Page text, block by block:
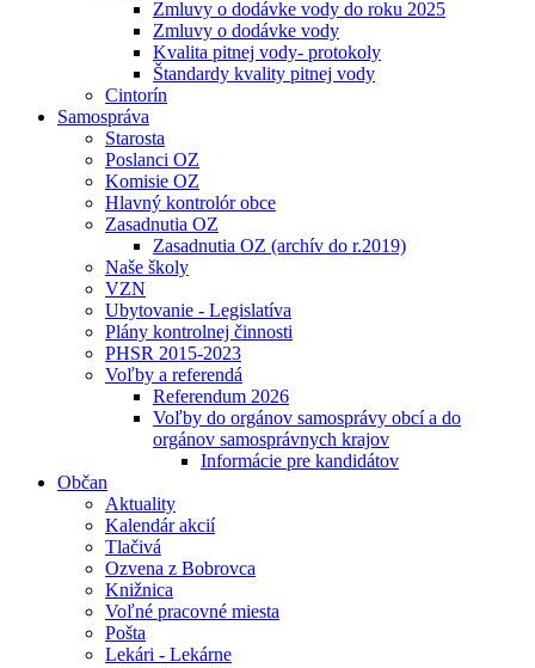
Zmluvy o dodávke vody do roku 2025
Zmluvy o dodávke vody
Kvalita pitnej vody- protokoly
Štandardy kvality pitnej vody
Cintorín
Samospráva
Starosta
Poslanci OZ
Komisie OZ
Hlavný kontrolór obce
Zasadnutia OZ
Zasadnutia OZ (archív do r.2019)
Naše školy
VZN
Ubytovanie - Legislatíva
Plány kontrolnej činnosti
PHSR 2015-2023
Voľby a referendá
Referendum 2026
Voľby do orgánov samosprávy obcí a do
orgánov samosprávnych krajov
Informácie pre kandidátov
Občan
Aktuality
Kalendár akcií
Tlačivá
Ozvena z Bobrovca
Knižnica
Voľné pracovné miesta
Pošta
Lekári - Lekárne